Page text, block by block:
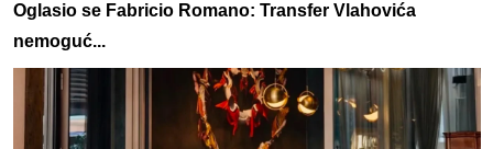
Oglasio se Fabricio Romano: Transfer Vlahovića
nemoguć...